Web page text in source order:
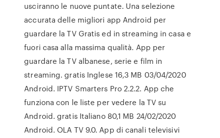
usciranno le nuove puntate. Una selezione
accurata delle migliori app Android per
guardare la TV Gratis ed in streaming in casa e
fuori casa alla massima qualità. App per
guardare la TV albanese, serie e film in
streaming. gratis Inglese 16,3 MB 03/04/2020
Android. IPTV Smarters Pro 2.2.2. App che
funziona con le liste per vedere la TV su
Android. gratis Italiano 80,1 MB 24/02/2020
Android. OLA TV 9.0. App di canali televisivi